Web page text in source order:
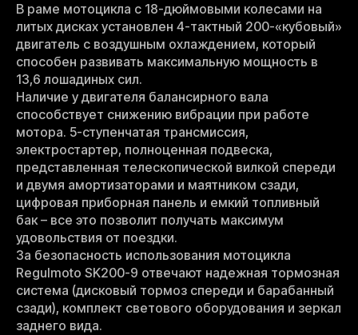
В раме мотоцикла с 18-дюймовыми колесами на
литых дисках установлен 4-тактный 200-«кубовый»
двигатель с воздушным охлаждением, который
способен развивать максимальную мощность в
13,6 лошадиных сил.
Наличие у двигателя балансирного вала
способствует снижению вибрации при работе
мотора. 5-ступенчатая трансмиссия,
электростартер, полноценная подвеска,
представленная телескопической вилкой спереди
и двумя амортизаторами и маятником сзади,
цифровая приборная панель и емкий топливный
бак – все это позволит получать максимум
удовольствия от поездки.
За безопасность использования мотоцикла
Regulmoto SK200-9 отвечают надежная тормозная
система (дисковый тормоз спереди и барабанный
сзади), комплект светового оборудования и зеркал
заднего вида.